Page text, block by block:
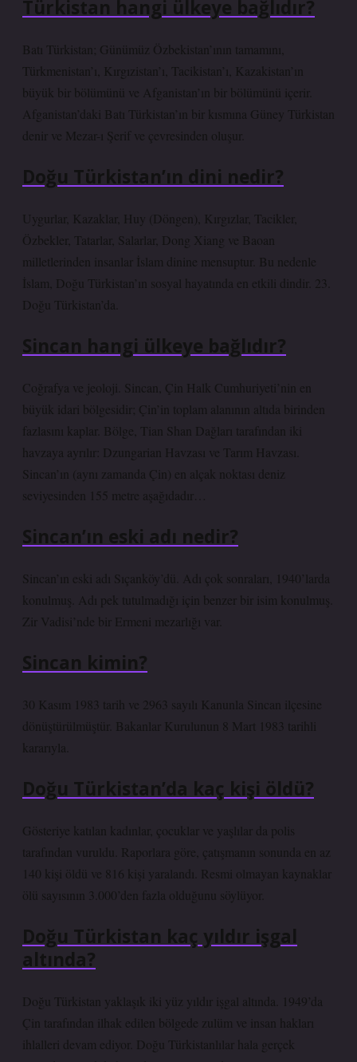
Türkistan hangi ülkeye bağlıdır?
Batı Türkistan; Günümüz Özbekistan’ının tamamını,
Türkmenistan’ı, Kırgızistan’ı, Tacikistan’ı, Kazakistan’ın
büyük bir bölümünü ve Afganistan’ın bir bölümünü içerir.
Afganistan’daki Batı Türkistan’ın bir kısmına Güney Türkistan
denir ve Mezar-ı Şerif ve çevresinden oluşur.
Doğu Türkistan’ın dini nedir?
Uygurlar, Kazaklar, Huy (Döngen), Kırgızlar, Tacikler,
Özbekler, Tatarlar, Salarlar, Dong Xiang ve Baoan
milletlerinden insanlar İslam dinine mensuptur. Bu nedenle
İslam, Doğu Türkistan’ın sosyal hayatında en etkili dindir. 23.
Doğu Türkistan’da.
Sincan hangi ülkeye bağlıdır?
Coğrafya ve jeoloji. Sincan, Çin Halk Cumhuriyeti’nin en
büyük idari bölgesidir; Çin’in toplam alanının altıda birinden
fazlasını kaplar. Bölge, Tian Shan Dağları tarafından iki
havzaya ayrılır: Dzungarian Havzası ve Tarım Havzası.
Sincan’ın (aynı zamanda Çin) en alçak noktası deniz
seviyesinden 155 metre aşağıdadır…
Sincan’ın eski adı nedir?
Sincan’ın eski adı Sıçanköy’dü. Adı çok sonraları, 1940’larda
konulmuş. Adı pek tutulmadığı için benzer bir isim konulmuş.
Zir Vadisi’nde bir Ermeni mezarlığı var.
Sincan kimin?
30 Kasım 1983 tarih ve 2963 sayılı Kanunla Sincan ilçesine
dönüştürülmüştür. Bakanlar Kurulunun 8 Mart 1983 tarihli
kararıyla.
Doğu Türkistan’da kaç kişi öldü?
Gösteriye katılan kadınlar, çocuklar ve yaşlılar da polis
tarafından vuruldu. Raporlara göre, çatışmanın sonunda en az
140 kişi öldü ve 816 kişi yaralandı. Resmi olmayan kaynaklar
ölü sayısının 3.000’den fazla olduğunu söylüyor.
Doğu Türkistan kaç yıldır işgal
altında?
Doğu Türkistan yaklaşık iki yüz yıldır işgal altında. 1949’da
Çin tarafından ilhak edilen bölgede zulüm ve insan hakları
ihlalleri devam ediyor. Doğu Türkistanlılar hala gerçek